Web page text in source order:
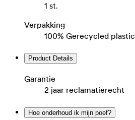
1 st.
Verpakking
100% Gerecycled plastic
Product Details
Garantie
2 jaar reclamatierecht
Hoe onderhoud ik mijn poef?